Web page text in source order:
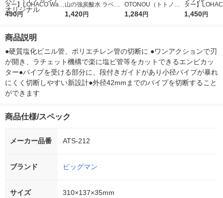
ター】LOHACO Wate
r（ロハコウォータ
シ） オリジナル
490円
山の強炭酸水 ラベル
レス 500ml 1箱（24
1,420円
OTONOU（トトノ
ウ） by BLACK無糖 5
1,284円
ター】
r 410ml 1箱（
1,450円
商品説明
●硬質塩化ビニル管、ポリエチレン管の切断に ●ワンアクションで刃
が開き、ラチェット機構で楽に塩ビ管等をカットできるエンビカッ
ター●パイプを受ける部分に、段付きガイドがあり小径パイプが暴れ
にくく切断しやすい新設計●外径42mmまでのパイプを切断すること
ができます
商品仕様/スペック
メーカー品番 ATS-212
ブランド ビッグマン
サイズ 310×137×35mm